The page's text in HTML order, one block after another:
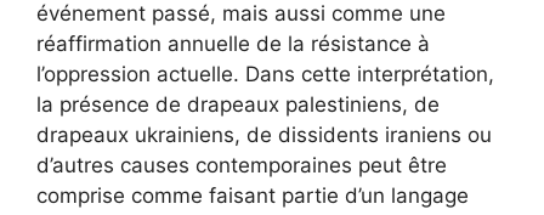
événement passé, mais aussi comme une
réaffirmation annuelle de la résistance à
l’oppression actuelle. Dans cette interprétation,
la présence de drapeaux palestiniens, de
drapeaux ukrainiens, de dissidents iraniens ou
d’autres causes contemporaines peut être
comprise comme faisant partie d’un langage